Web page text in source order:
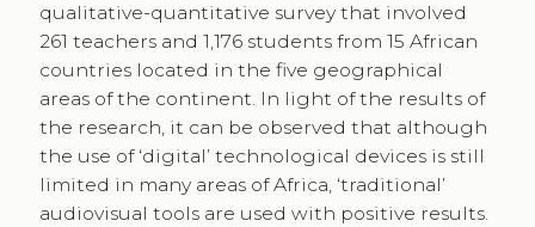
qualitative-quantitative survey that involved
261 teachers and 1,176 students from 15 African
countries located in the five geographical
areas of the continent. In light of the results of
the research, it can be observed that although
the use of ‘digital’ technological devices is still
limited in many areas of Africa, ‘traditional’
audiovisual tools are used with positive results.